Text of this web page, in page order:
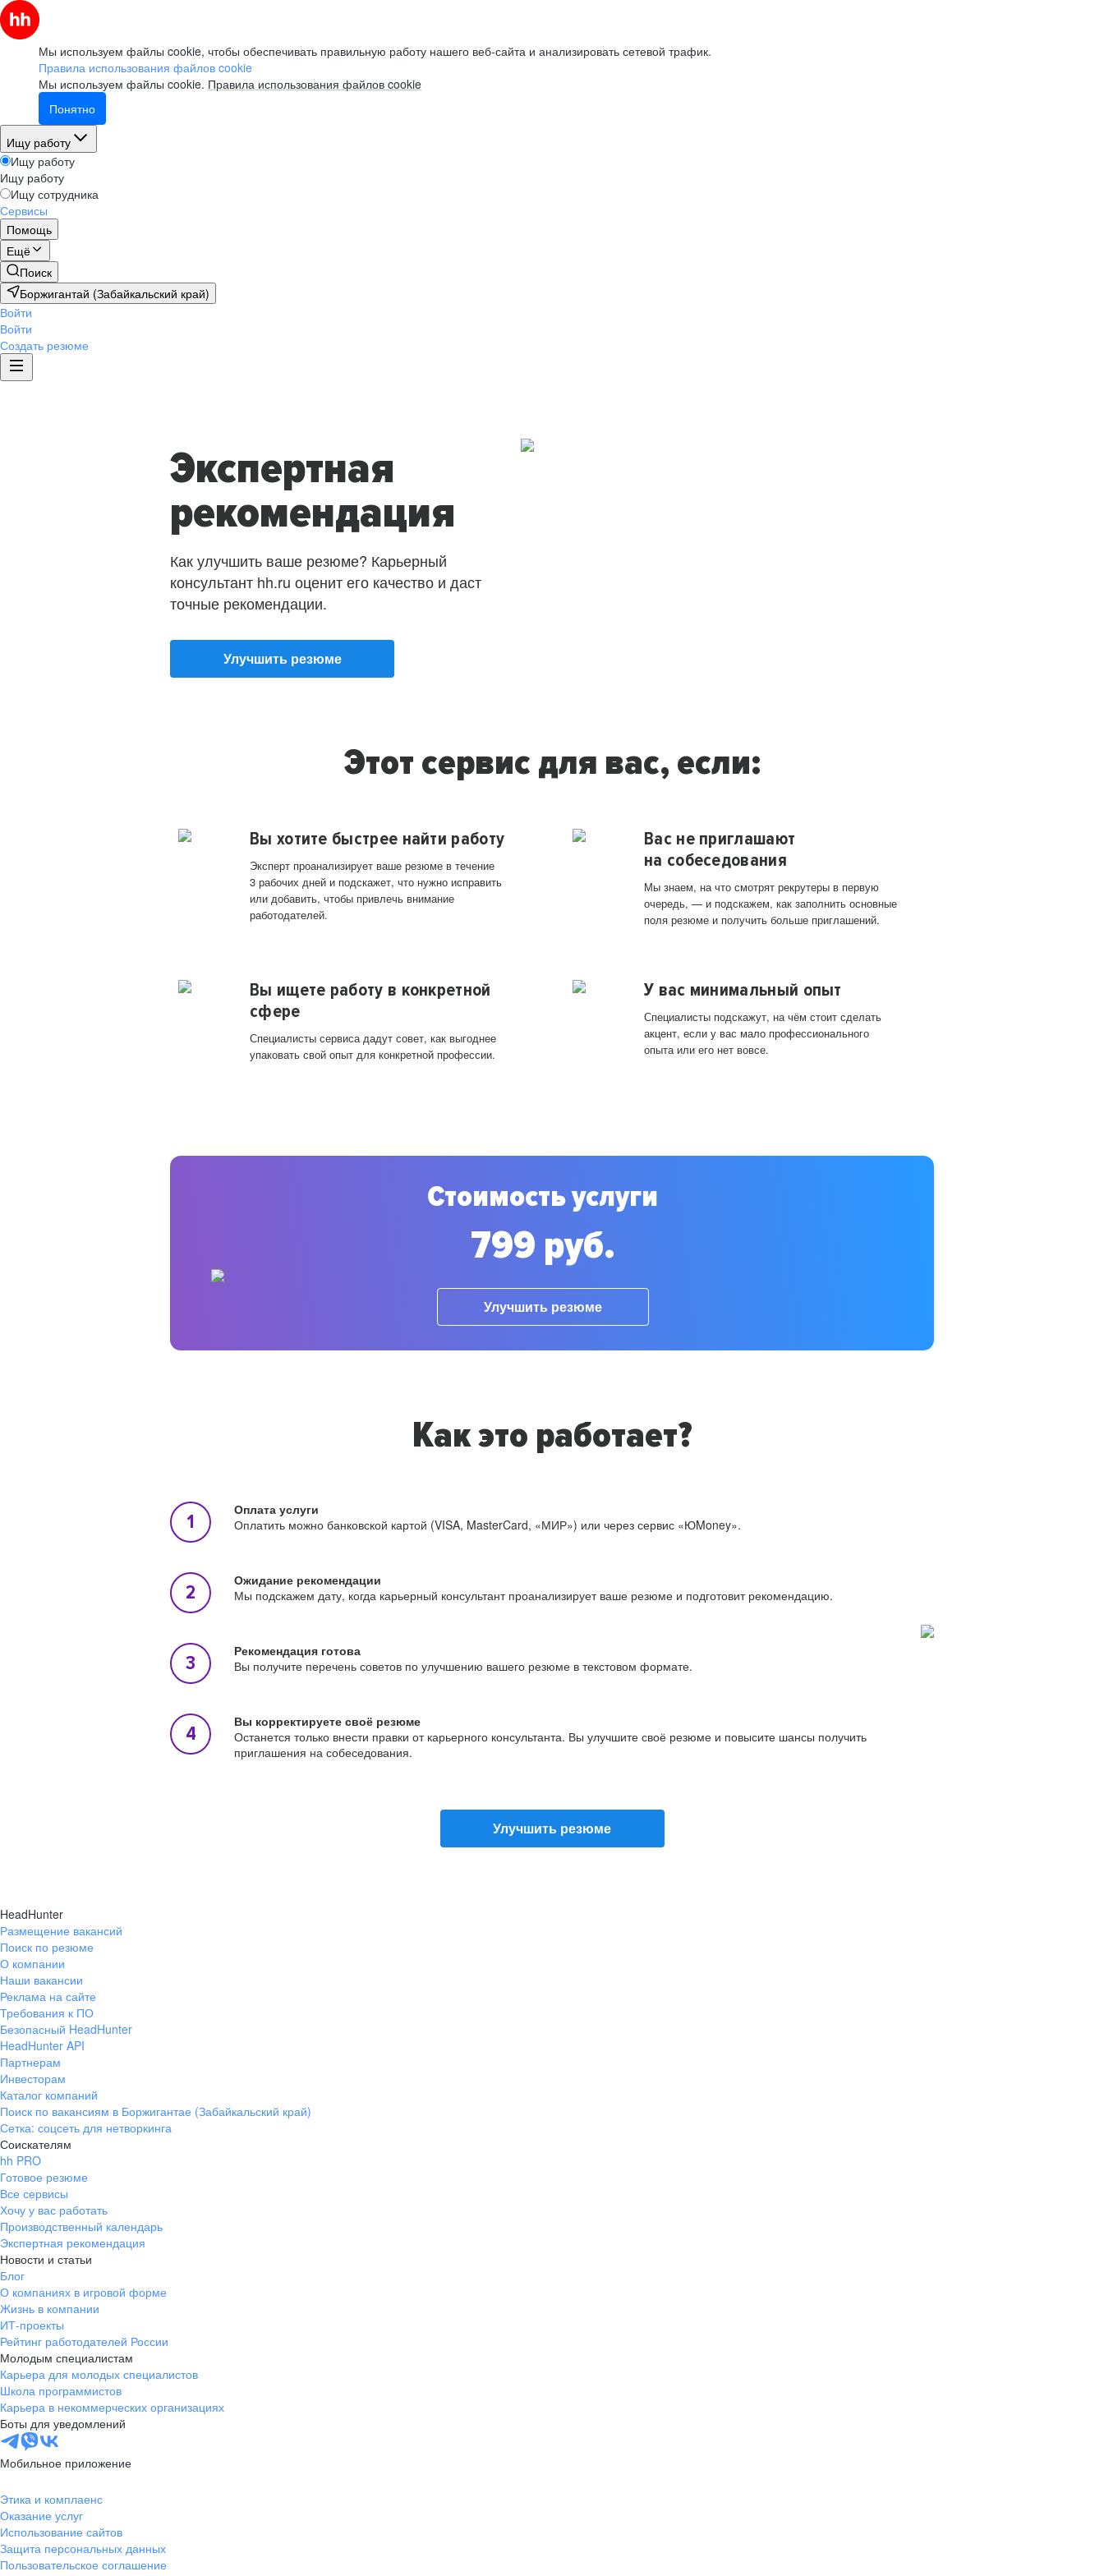
Мы используем файлы cookie, чтобы обеспечивать правильную работу нашего веб-сайта и анализировать сетевой трафик.
Правила использования файлов cookie
Мы используем файлы cookie. Правила использования файлов cookie
Понятно
Ищу работу
Ищу работу
Ищу работу
Ищу сотрудника
Сервисы
Помощь
Ещё
Поиск
Боржигантай (Забайкальский край)
Войти
Войти
Создать резюме
Экспертная
рекомендация
Как улучшить ваше резюме? Карьерный
консультант hh.ru оценит его качество и даст
точные рекомендации.
Улучшить резюме
Этот сервис для вас, если:
Вы хотите быстрее найти работу
Эксперт проанализирует ваше резюме в течение
3 рабочих дней и подскажет, что нужно исправить
или добавить, чтобы привлечь внимание
работодателей.
Вас не приглашают
на собеседования
Мы знаем, на что смотрят рекрутеры в первую
очередь, — и подскажем, как заполнить основные
поля резюме и получить больше приглашений.
Вы ищете работу в конкретной
сфере
Специалисты сервиса дадут совет, как выгоднее
упаковать свой опыт для конкретной профессии.
У вас минимальный опыт
Специалисты подскажут, на чём стоит сделать
акцент, если у вас мало профессионального
опыта или его нет вовсе.
Стоимость услуги
799 руб.
Улучшить резюме
Как это работает?
Оплата услуги
Оплатить можно банковской картой (VISA, MasterCard, «МИР») или через сервис «ЮMoney».
Ожидание рекомендации
Мы подскажем дату, когда карьерный консультант проанализирует ваше резюме и подготовит рекомендацию.
Рекомендация готова
Вы получите перечень советов по улучшению вашего резюме в текстовом формате.
Вы корректируете своё резюме
Останется только внести правки от карьерного консультанта. Вы улучшите своё резюме и повысите шансы получить
приглашения на собеседования.
Улучшить резюме
HeadHunter
Размещение вакансий
Поиск по резюме
О компании
Наши вакансии
Реклама на сайте
Требования к ПО
Безопасный HeadHunter
HeadHunter API
Партнерам
Инвесторам
Каталог компаний
Поиск по вакансиям в Боржигантае (Забайкальский край)
Сетка: соцсеть для нетворкинга
Соискателям
hh PRO
Готовое резюме
Все сервисы
Хочу у вас работать
Производственный календарь
Экспертная рекомендация
Новости и статьи
Блог
О компаниях в игровой форме
Жизнь в компании
ИТ-проекты
Рейтинг работодателей России
Молодым специалистам
Карьера для молодых специалистов
Школа программистов
Карьера в некоммерческих организациях
Боты для уведомлений
Мобильное приложение
Этика и комплаенс
Оказание услуг
Использование сайтов
Защита персональных данных
Пользовательское соглашение